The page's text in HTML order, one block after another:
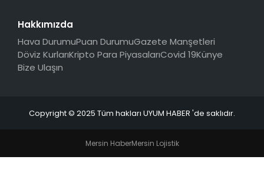
Hakkımızda
Hava DurumuPuan DurumuGazete Manşetleri
Döviz KurlarıKripto Para PiyasalarıCovid 19Künye
Bize Ulaşın
Copyright © 2025 Tüm hakları UYUM HABER 'de saklıdır.
Mersin HaberMersin Lojistik